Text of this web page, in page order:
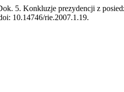
5. Konkluzje prezydencji z
10.14746/rie.2007.1.19.